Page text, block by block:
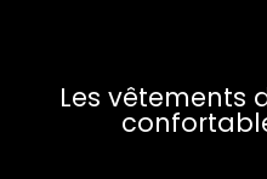
Les vêtements